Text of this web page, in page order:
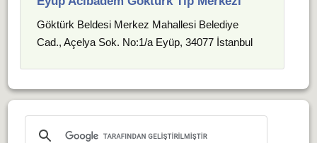
Göktürk Beldesi Merkez Mahallesi Belediye
Cad., Açelya Sok. No:1/a Eyüp, 34077 İstanbul